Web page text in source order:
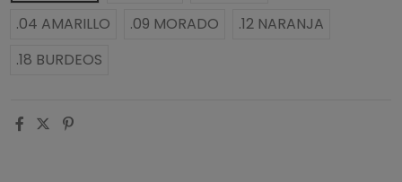
.04 AMARILLO
.09 MORADO
.12 NARANJA
.18 BURDEOS